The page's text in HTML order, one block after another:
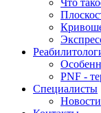
Что
PNF -
Специалисты
Новости